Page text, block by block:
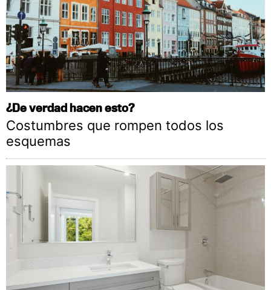
¿De verdad hacen esto?
Costumbres que rompen todos los
esquemas